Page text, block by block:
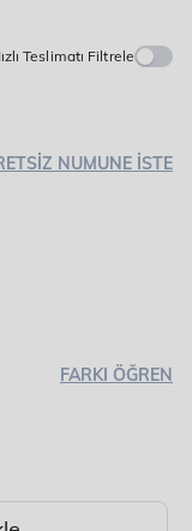
Teslimatı Filtrele
NUMUNE İSTE
FARKI ÖĞREN